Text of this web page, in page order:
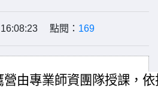
16:08:23 點閱： 169
營由專業師資團隊授課，